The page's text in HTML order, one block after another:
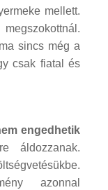
mellett.
sincs még a
csak fiatal és
engedhetik
áldozzanak.
azonnal